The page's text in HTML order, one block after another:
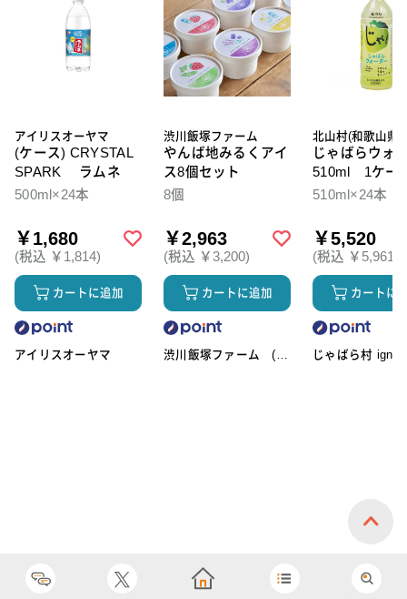
アイリスオーヤマ
(ケース) CRYSTAL
SPARK ラムネ
500ml×24本
￥1,680
(税込 ￥1,814)
カートに追加
アイリスオーヤマ
渋川飯塚ファーム
やんば地みるくアイ
ス8個セット
8個
￥2,963
(税込 ￥3,200)
カートに追加
渋川飯塚ファーム (ア
北山村(和歌山県)
じゃばらウォ
510ml 1ケー
本入
510ml×24本
￥5,520
(税込 ￥5,961)
カートに
じゃばら村